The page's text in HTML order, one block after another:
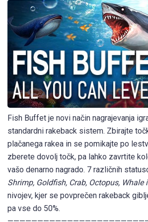
Fish Buffet je novi način nagrajevanja
standardni rakeback sistem. Zbirajte
plačanega rakea in se pomikajte po
zberete dovolj točk, pa lahko zavrtite
vašo denarno nagrado. 7 različnih
Shrimp, Goldfish, Crab, Octopus, Whale
nivojev, kjer se povprečen rakeback
pa vse do 50%.